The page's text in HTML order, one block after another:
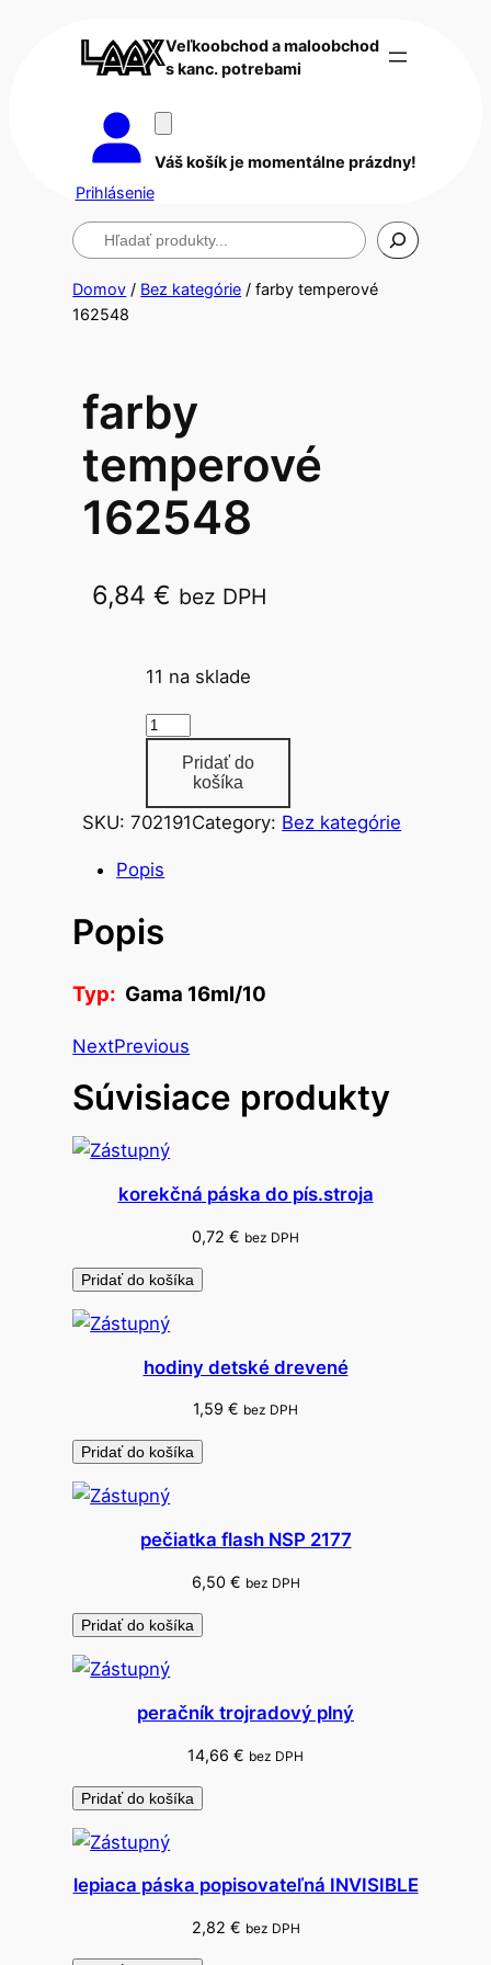
Veľkoobchod a maloobchod
s kanc. potrebami
Prihlásenie
Váš košík je momentálne prázdny!
Hľadanie
Domov / Bez kategórie / farby temperové
162548
farby
temperové
162548
6,84€ bez DPH
11 na sklade
m
ž
s
t
o
f
r
b
t
m
e
o
v
é
6
5
4
8
Pridať do
košíka
SKU: 702191Category: Bez kategórie
Popis
Popis
Typ: Gama 16ml/10
NextPrevious
Súvisiace produkty
korekčná páska do pís.stroja
0,72 € bez DPH
Pridať do košíka
hodiny detské drevené
1,59 € bez DPH
Pridať do košíka
pečiatka flash NSP 2177
6,50 € bez DPH
Pridať do košíka
peračník trojradový plný
14,66 € bez DPH
Pridať do košíka
lepiaca páska popisovateľná INVISIBLE
2,82 € bez DPH